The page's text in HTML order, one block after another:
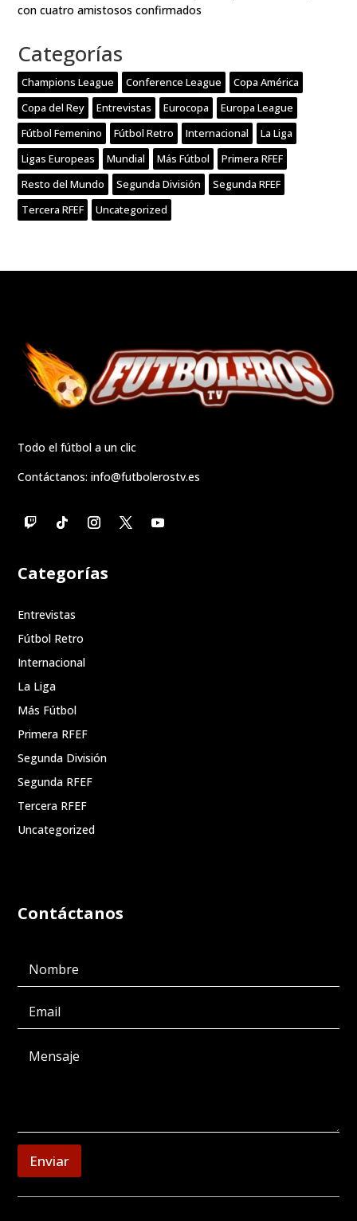
con cuatro amistosos confirmados
Categorías
Champions League Conference League
Copa América
Copa del Rey
Entrevistas Eurocopa
Europa League
Fútbol Femenino
Fútbol Retro Internacional
La Liga
Ligas Europeas
Mundial Más Fútbol
Primera RFEF
Resto del Mundo
Segunda División
Segunda RFEF
Tercera RFEF
Uncategorized
Todo el fútbol a un clic
Contáctanos:info@futbolerostv.es
Categorías
Entrevistas
Fútbol Retro
Internacional
La Liga
Más Fútbol
Primera RFEF
Segunda División
Segunda RFEF
Tercera RFEF
Uncategorized
Contáctanos
Enviar